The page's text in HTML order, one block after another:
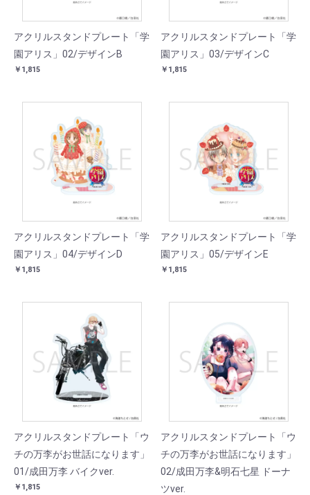
アクリルスタンドプレート「学
園アリス」02/デザインB
￥1,815
アクリルスタンドプレート「学
園アリス」03/デザインC
￥1,815
アクリルスタンドプレート「学
園アリス」04/デザインD
￥1,815
アクリルスタンドプレート「学
園アリス」05/デザインE
￥1,815
アクリルスタンドプレート「ウ
チの万李がお世話になります」
01/成田万李 バイクver.
￥1,815
アクリルスタンドプレート「ウ
チの万李がお世話になります」
02/成田万李&明石七星 ドーナ
ツver.